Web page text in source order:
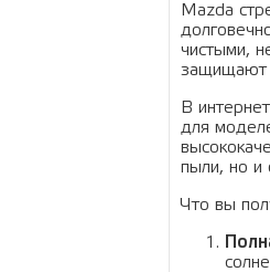
Mazda
чистыми,
защищают
В
для
пыли, но и
Что вы